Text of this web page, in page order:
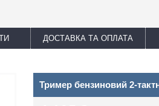
ДОСТАВКА ТА ОПЛАТА
Тример бензиновий 2-